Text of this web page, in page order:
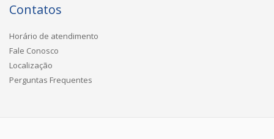
Contatos
Horário de atendimento
Fale Conosco
Localização
Perguntas Frequentes